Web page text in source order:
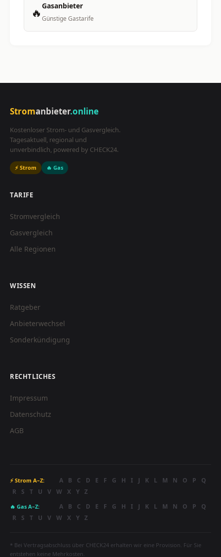
🔥 Gasanbieter
Günstige Gastarife
Stromanbieter.online
Kostenloser Strom- und Gasvergleich.
Tagesaktuell, regional und
unverbindlich, powered by CHECK24.
⚡ Strom 🔥 Gas
TARIFE
Stromvergleich
Gasvergleich
Alle Regionen
WISSEN
Ratgeber
Anbieterwechsel
Sonderkündigung
RECHTLICHES
Impressum
Datenschutz
AGB
⚡ Strom A–Z: A B C D E F G H I J K L M N O P
Q
R
S T U V W X Y Z
🔥 Gas A–Z: A B C D E F G H I J K L M N O P
Q
R
S T U V W X Y Z
* Bei Vertragsabschluss über CHECK24 erhalten wir eine Provision. Für Sie
entstehen keine Mehrkosten.